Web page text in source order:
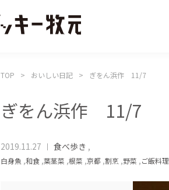
TOP おいしい日記 ぎをん浜作 11/7
ぎをん浜作 11/7
2019.11.27 食べ歩き ,
白身魚 ,和食 ,葉茎菜 ,根菜 ,京都 ,割烹 ,野菜 ,ご飯料理